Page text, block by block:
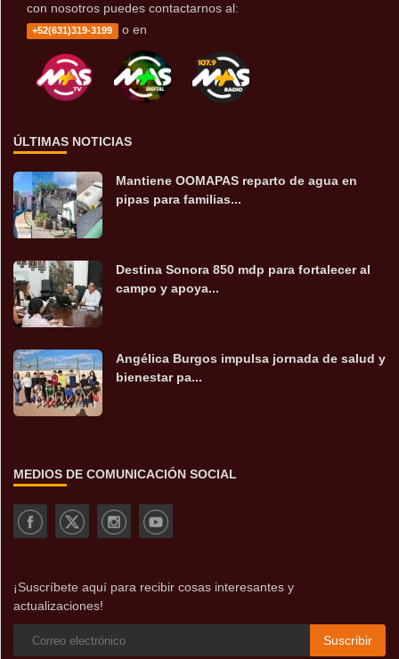
con nosotros puedes contactarnos al:
+52(631)319-3199 o en
ÚLTIMAS NOTICIAS
Mantiene OOMAPAS reparto de agua en
pipas para familias...
Destina Sonora 850 mdp para fortalecer al
campo y apoya...
Angélica Burgos impulsa jornada de salud y
bienestar pa...
MEDIOS DE COMUNICACIÓN SOCIAL
¡Suscríbete aquí para recibir cosas interesantes y
actualizaciones!
Suscribir